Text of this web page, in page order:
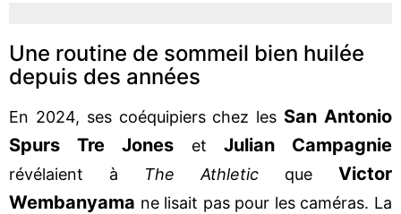
Une routine de sommeil bien huilée
depuis des années
En 2024, ses coéquipiers chez les San Antonio
Spurs Tre Jones et Julian Campagnie
révélaient à The Athletic que Victor
Wembanyama ne lisait pas pour les caméras. La